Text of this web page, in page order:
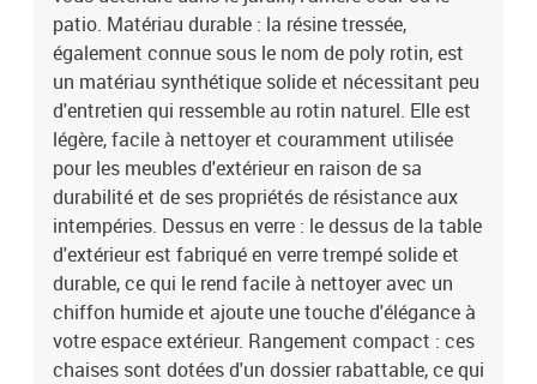
dossier avec housse amovible et lavable
patio. Matériau durable : la résine tressée,
également connue sous le nom de poly rotin, est
un matériau synthétique solide et nécessitant peu
d'entretien qui ressemble au rotin naturel. Elle est
légère, facile à nettoyer et couramment utilisée
pour les meubles d'extérieur en raison de sa
durabilité et de ses propriétés de résistance aux
intempéries. Dessus en verre : le dessus de la table
d'extérieur est fabriqué en verre trempé solide et
durable, ce qui le rend facile à nettoyer avec un
chiffon humide et ajoute une touche d'élégance à
votre espace extérieur. Rangement compact : ces
chaises sont dotées d'un dossier rabattable, ce qui